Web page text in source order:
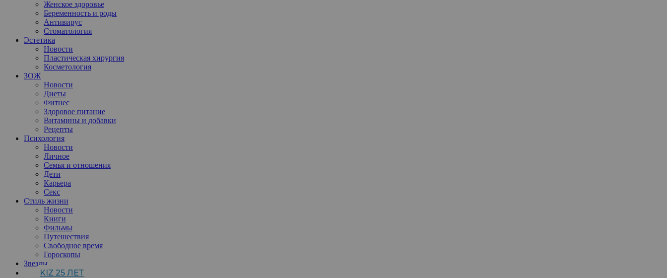
Женское здоровье
Беременность и роды
Антивирус
Стоматология
Эстетика
Новости
Пластическая хирургия
Косметология
ЗОЖ
Новости
Диеты
Фитнес
Здоровое питание
Витамины и добавки
Рецепты
Психология
Новости
Личное
Семья и отношения
Дети
Карьера
Секс
Стиль жизни
Новости
Книги
Фильмы
Путешествия
Свободное время
Гороскопы
Звезды
KIZ 25 ЛЕТ